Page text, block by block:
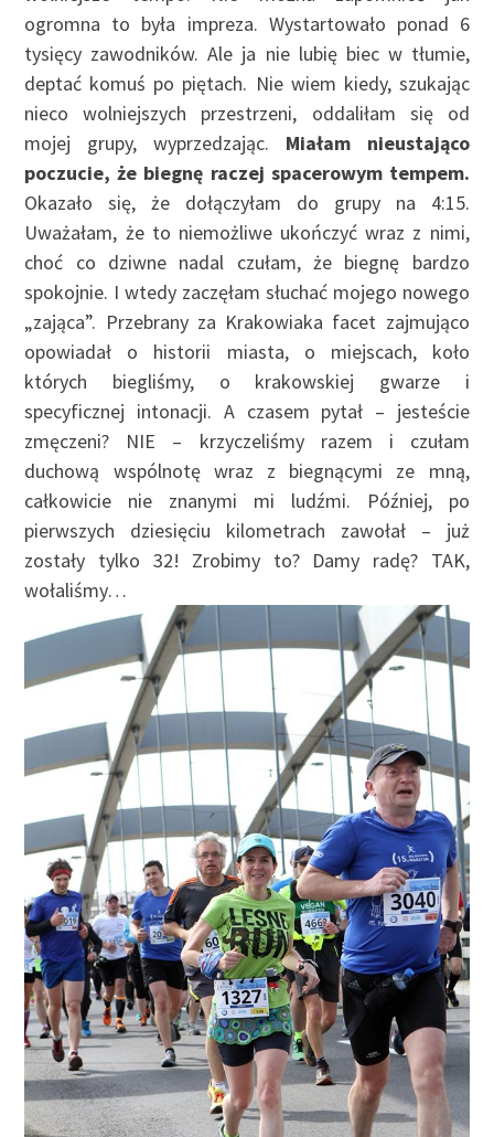
ogromna to była impreza. Wystartowało ponad 6
tysięcy zawodników. Ale ja nie lubię biec w tłumie,
deptać komuś po piętach. Nie wiem kiedy, szukając
nieco wolniejszych przestrzeni, oddaliłam się od
mojej grupy, wyprzedzając. Miałam nieustająco
poczucie, że biegnę raczej spacerowym tempem.
Okazało się, że dołączyłam do grupy na 4:15.
Uważałam, że to niemożliwe ukończyć wraz z nimi,
choć co dziwne nadal czułam, że biegnę bardzo
spokojnie. I wtedy zaczęłam słuchać mojego nowego
„zająca”. Przebrany za Krakowiaka facet zajmująco
opowiadał o historii miasta, o miejscach, koło
których biegliśmy, o krakowskiej gwarze i
specyficznej intonacji. A czasem pytał – jesteście
zmęczeni? NIE – krzyczeliśmy razem i czułam
duchową wspólnotę wraz z biegnącymi ze mną,
całkowicie nie znanymi mi ludźmi. Później, po
pierwszych dziesięciu kilometrach zawołał – już
zostały tylko 32! Zrobimy to? Damy radę? TAK,
wołaliśmy…